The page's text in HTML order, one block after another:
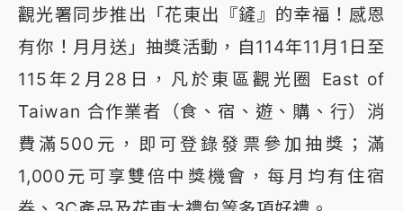
觀光署同步推出「花東出『鏟』的幸福！感恩
有你！月月送」抽獎活動，自114年11月1日至
115年2月28日，凡於東區觀光圈 East of
Taiwan 合作業者（食、宿、遊、購、行）消
費滿500元，即可登錄發票參加抽獎；滿
1,000元可享雙倍中獎機會，每月均有住宿